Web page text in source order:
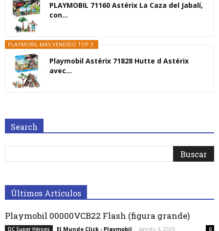
PLAYMOBIL 71160 Astérix La Caza del Jabalí,
con...
PLAYMOBIL MÁS VENDIDO TOP 3
Playmobil Astérix 71828 Hutte d Astérix
avec...
Search
Últimos Artículos
Playmobil 00000VCB22 Flash (figura grande)
DC Super Héroes El Mundo Click - Playmobil - agosto 4, 2026 0